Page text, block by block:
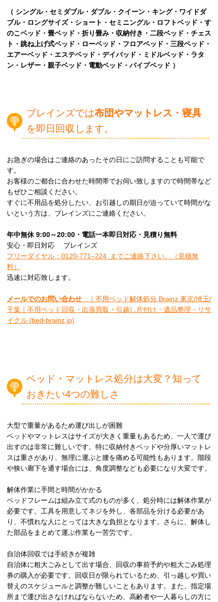
（ シングル・セミダブル・ダブル・クイーン・キング・ワイドダ
ブル・ロングサイズ・ショート・セミニングル・ロフトベッド・す
のこベッド・畳ベッド・折り畳み・収納付き・二段ベッド・チェス
ト・跳ね上げ式ベッド・ローベッド・フロアベッド・三段ベッド・
エアーベッド・エステベッド・デイバッド・ミドルベッド・ラタ
ン・レザー・親子ベッド・電動ベッド・パイプベッド ）
ブレインズでは布団やマットレス・寝具
を即日回収します。
お急ぎの場合はご連絡のあったその日にご訪問することも可能で
す。
お客様のご都合に合わせた時間帯でお伺い致しますので時間帯など
もぜひご相談ください。
すぐに不用品を処分したい、お引越しの期日が迫っていて時間がな
いという方は、ブレインズにご連絡ください。
年中無休 9:00～20:00・電話一本即日対応・見積り無料
安心・即日対応 ブレインズ
フリーダイヤル：0120-771–224 までご連絡下さい。
（見積無
料）
迅速に対応致します。
メールでのお問い合わせ
｜不用ベッド解体処分 Brainz 東京/埼玉/
千葉｜不用ベッド回収・出張買取・引越し片付け・遺品整理・リサ
イクル (bed-brainz.jp)
ベッド・マットレス処分は大変？知って
おきたい4つの難しさ
大型で重量があるため運び出しが困難
ベッドやマットレスはサイズが大きく重量もあるため、一人で運び
出すのは非常に難しいです。特に収納付きベッドや分厚いマットレ
スは重さがあり、無理に運ぶと腰を痛める可能性もあります。階段
や狭い廊下を通す場合には、角度調整なども必要になり大変です。
解体作業に手間と時間がかかる
ベッドフレームは組み立て式のものが多く、処分時には解体作業が
必要です。工具を用意してネジを外し、各部品を分ける必要があ
り、不慣れな人にとっては大きな負担となります。さらに、解体し
た部品をまとめて運ぶ作業も一苦労です。
自治体回収では手続きが複雑
自治体に粗大ごみとして出す場合、回収の事前予約や粗大ごみ処理
券の購入が必要です。回収日が限られているため、引っ越しや買い
替えのスケジュールと調整が難しいこともあります。また、指定場
所まで運び出さなければならないため、高齢者や一人暮らしの方に